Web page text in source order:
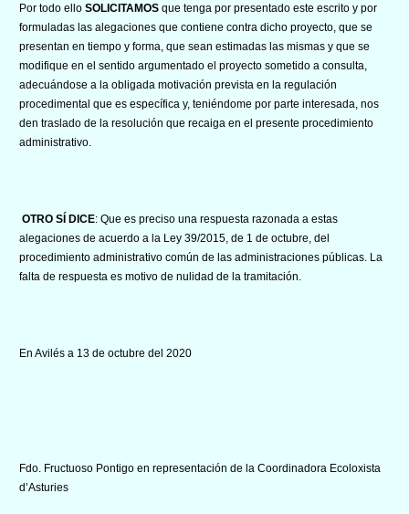
Por todo ello SOLICITAMOS que tenga por presentado este escrito y por
formuladas las alegaciones que contiene contra dicho proyecto, que se
presentan en tiempo y forma, que sean estimadas las mismas y que se
modifique en el sentido argumentado el proyecto sometido a consulta,
adecuándose a la obligada motivación prevista en la regulación
procedimental que es específica y, teniéndome por parte interesada, nos
den traslado de la resolución que recaiga en el presente procedimiento
administrativo.
OTRO SÍ DICE: Que es preciso una respuesta razonada a estas
alegaciones de acuerdo a la Ley 39/2015, de 1 de octubre, del
procedimiento administrativo común de las administraciones públicas. La
falta de respuesta es motivo de nulidad de la tramitación.
En Avilés a 13 de octubre del 2020
Fdo. Fructuoso Pontigo en representación de la Coordinadora Ecoloxista
d’Asturies